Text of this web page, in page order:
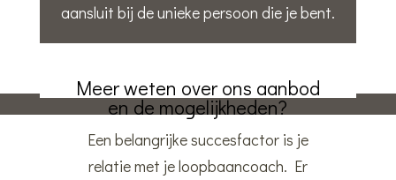
aansluit bij de unieke persoon die je bent.
Meer weten over ons aanbod
en de mogelijkheden?
Een belangrijke succesfactor is je
relatie met je loopbaancoach. Er